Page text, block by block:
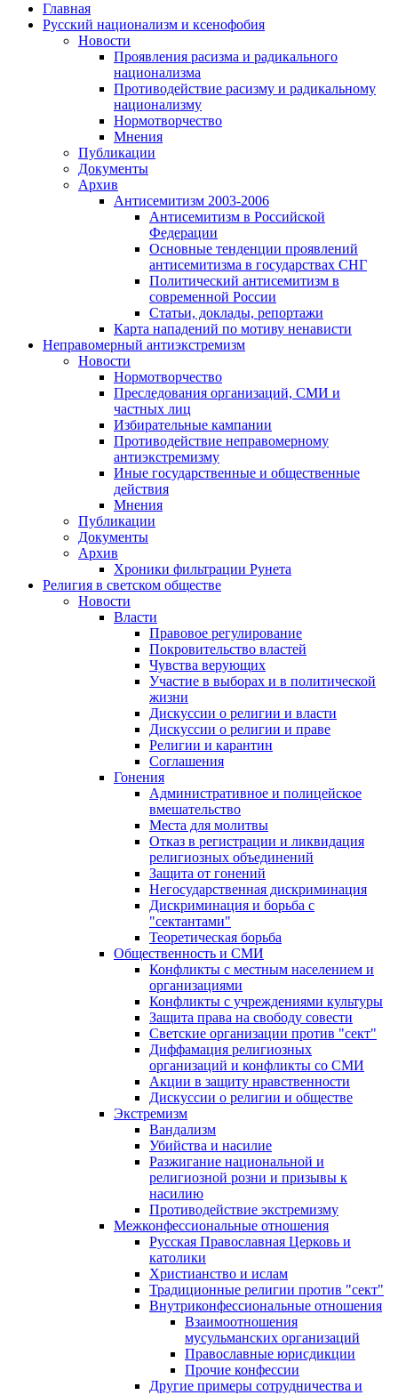
Главная
Русский национализм и ксенофобия
Новости
Проявления расизма и радикального
национализма
Противодействие расизму и радикальному
национализму
Нормотворчество
Мнения
Публикации
Документы
Архив
Антисемитизм 2003-2006
Антисемитизм в Российской
Федерации
Основные тенденции проявлений
антисемитизма в государствах СНГ
Политический антисемитизм в
современной России
Статьи, доклады, репортажи
Карта нападений по мотиву ненависти
Неправомерный антиэкстремизм
Новости
Нормотворчество
Преследования организаций, СМИ и
частных лиц
Избирательные кампании
Противодействие неправомерному
антиэкстремизму
Иные государственные и общественные
действия
Мнения
Публикации
Документы
Архив
Хроники фильтрации Рунета
Религия в светском обществе
Новости
Власти
Правовое регулирование
Покровительство властей
Чувства верующих
Участие в выборах и в политической
жизни
Дискуссии о религии и власти
Дискуссии о религии и праве
Религии и карантин
Соглашения
Гонения
Административное и полицейское
вмешательство
Места для молитвы
Отказ в регистрации и ликвидация
религиозных объединений
Защита от гонений
Негосударственная дискриминация
Дискриминация и борьба с
"сектантами"
Теоретическая борьба
Общественность и СМИ
Конфликты с местным населением и
организациями
Конфликты с учреждениями культуры
Защита права на свободу совести
Светские организации против "сект"
Диффамация религиозных
организаций и конфликты со СМИ
Акции в защиту нравственности
Дискуссии о религии и обществе
Экстремизм
Вандализм
Убийства и насилие
Разжигание национальной и
религиозной розни и призывы к
насилию
Противодействие экстремизму
Межконфессиональные отношения
Русская Православная Церковь и
католики
Христианство и ислам
Традиционные религии против "сект"
Внутриконфессиональные отношения
Взаимоотношения
мусульманских организаций
Православные юрисдикции
Прочие конфессии
Другие примеры сотрудничества и